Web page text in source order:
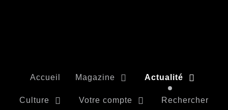
Accueil Magazine Actualité
Culture Votre compte Rechercher